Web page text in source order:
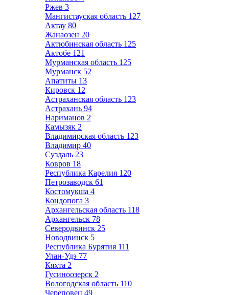
Ржев 3
Мангистауская область 127
Актау 80
Жанаозен 20
Актюбинская область 125
Актобе 121
Мурманская область 125
Мурманск 52
Апатиты 13
Кировск 12
Астраханская область 123
Астрахань 94
Нариманов 2
Камызяк 2
Владимирская область 123
Владимир 40
Суздаль 23
Ковров 18
Республика Карелия 120
Петрозаводск 61
Костомукша 4
Кондопога 3
Архангельская область 118
Архангельск 78
Северодвинск 25
Новодвинск 5
Республика Бурятия 111
Улан-Удэ 77
Кяхта 2
Гусиноозерск 2
Вологодская область 110
Череповец 49